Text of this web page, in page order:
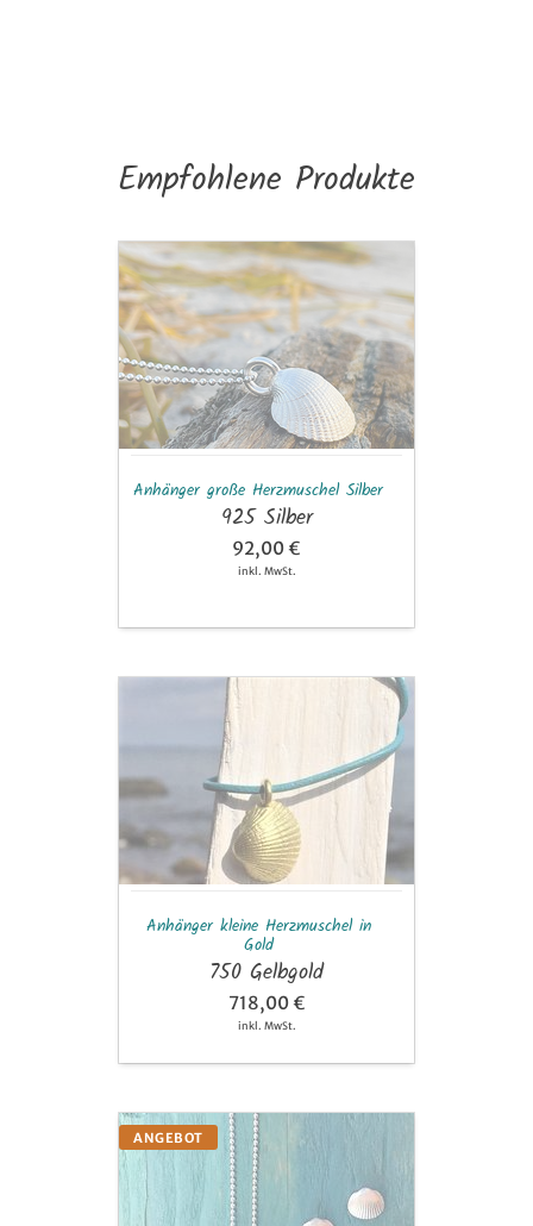
Empfohlene Produkte
Anhänger
große
Herzmuschel
Silber
Anhänger große Herzmuschel Silber
925 Silber
92,00 €
inkl. MwSt.
Herzmuschel
Gold
Anhänger kleine Herzmuschel in
Gold
750 Gelbgold
718,00 €
inkl. MwSt.
Schmuckset
kleine
Herzmuschel
Silber
ANGEBOT